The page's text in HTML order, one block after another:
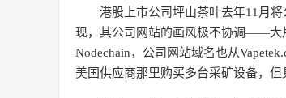
港股上市公司坪山茶叶去年11月
现，其公司网站的画风极不协调——大
Nodechain，公司网站域名也从
美国供应商那里购买多台采矿设备，但